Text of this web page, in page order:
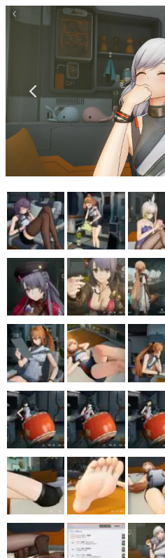
なんでゲームは面
ゲーム開発者・
具体的な形から解き
です。
ゲームが変えた日
「経験値」「裏技」「
の起源や用法の変遷を
イニーP氏が徹底調査。
カテゴリ
マンガ
女性向け
アプリレビュー
その他
電ファミニコゲーマーとは？
運営：株式会社マレ